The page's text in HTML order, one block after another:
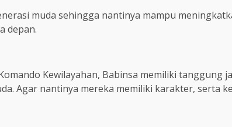
muda sehingga nantinya mampu
depan.
Kewilayahan, Babinsa memiliki tanggung
Agar nantinya mereka memiliki karakter, serta